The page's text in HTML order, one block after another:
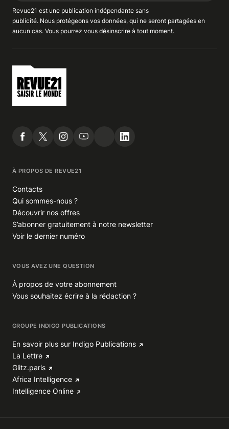
Revue21 est une publication indépendante sans
publicité. Nous protégeons vos données, qui ne seront partagées en
aucun cas. Vous pourrez vous désinscrire à tout moment.
À PROPOS DE REVUE21
Contacts
Qui sommes-nous ?
Découvrir nos offres
S’abonner gratuitement à notre newsletter
Voir le dernier numéro
VOUS AVEZ UNE QUESTION
À propos de votre abonnement
Vous souhaitez écrire à la rédaction ?
GROUPE INDIGO PUBLICATIONS
En savoir plus sur Indigo Publications
La Lettre
Glitz.paris
Africa Intelligence
Intelligence Online